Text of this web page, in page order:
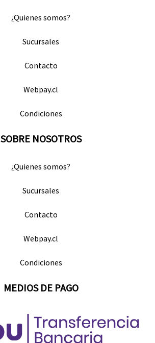
¿Quienes somos?
Sucursales
Contacto
Webpay.cl
Condiciones
SOBRE NOSOTROS
¿Quienes somos?
Sucursales
Contacto
Webpay.cl
Condiciones
MEDIOS DE PAGO